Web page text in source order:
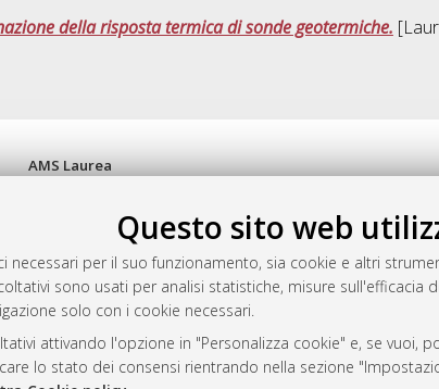
Questo sito web
necessari per il suo funzionamento, sia cookie e altri
sono usati per analisi statistiche, misure
solo con i cookie necessari.
attivando l'opzione in "Personalizza cookie" e, se vuoi,
lo stato dei consensi rientrando nella sezione
della risposta termica di sonde geotermiche.
AMS Laurea
Impostazioni Cookie
Informativa sulla privacy
Condizioni d’uso del sito
- Università di Bologna, 2007-2026.